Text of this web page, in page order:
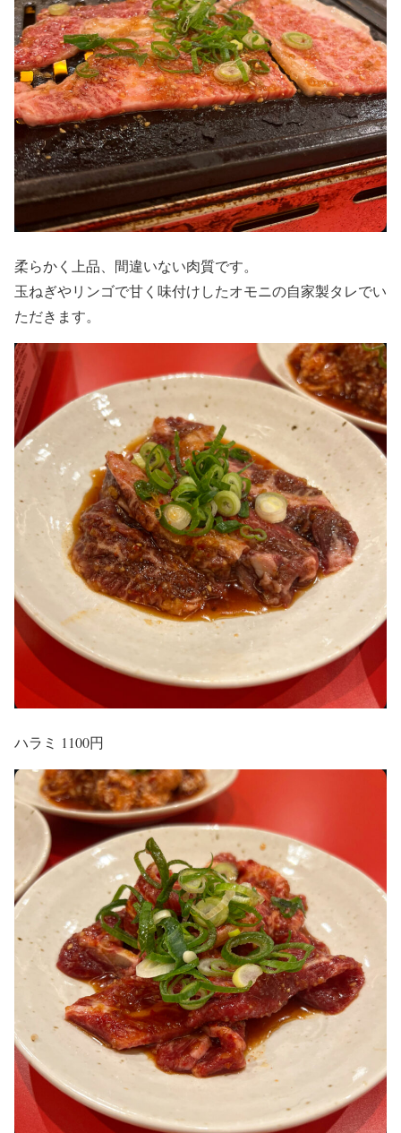
柔らかく上品、間違いない肉質です。
玉ねぎやリンゴで甘く味付けしたオモニの自家製タレでい
ただきます。
ハラミ 1100円